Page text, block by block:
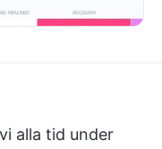
alla tid under